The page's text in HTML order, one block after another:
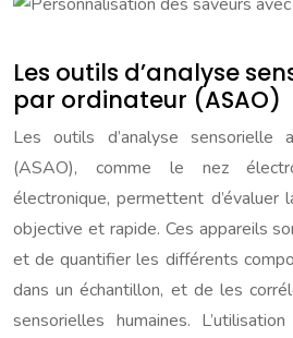
Les outils d’analyse
par ordinateur (ASAO)
Les outils d’analyse sensorielle
(ASAO), comme le nez
électronique, permettent d’évaluer
objective et rapide. Ces appareils
et de quantifier les différents
dans un échantillon, et de les
sensorielles humaines.